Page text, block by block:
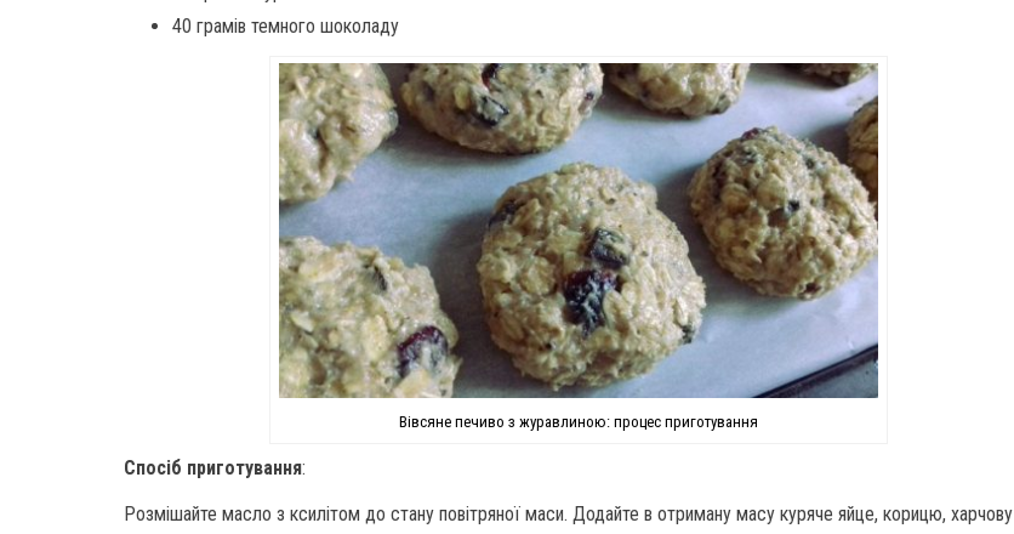
40 грамів темного шоколаду
Вівсяне печиво з журавлиною: процес приготування
Спосіб приготування:
Розмішайте масло з ксилітом до стану повітряної маси. Додайте в отриману масу куряче яйце, корицю, харчову